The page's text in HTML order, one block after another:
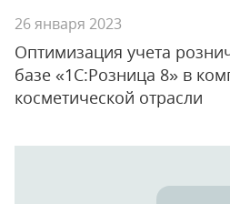
26 января 2023
Оптимизация учета
базе «1С:Розница 8» в
косметической отрасли